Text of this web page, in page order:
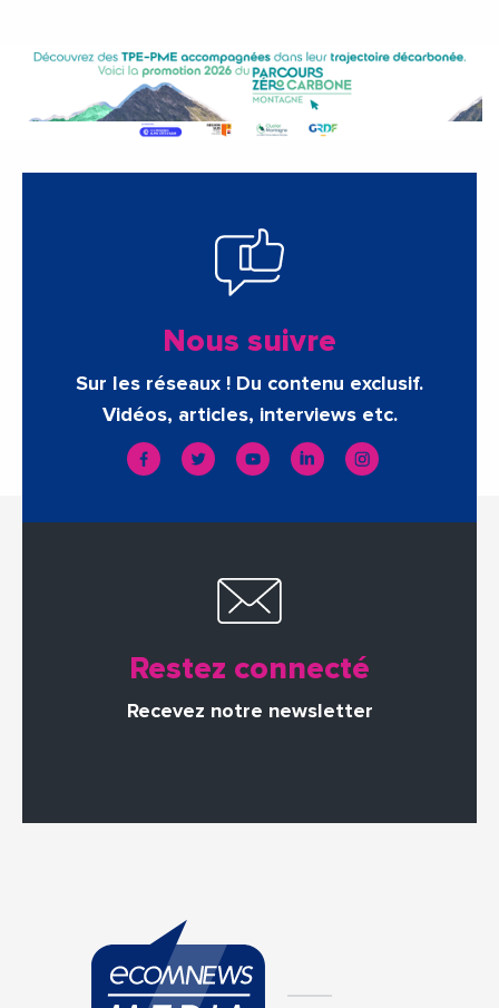
Nous suivre
Sur les réseaux ! Du contenu exclusif.
Vidéos, articles, interviews etc.
Restez connecté
Recevez notre newsletter